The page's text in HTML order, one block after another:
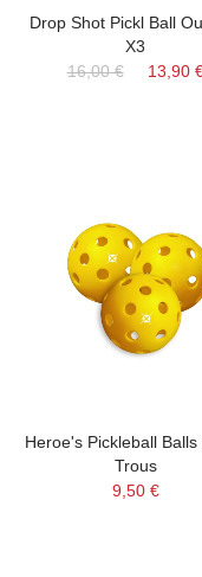
Drop Shot Pickl Ball
X3
16,00 €
13,90
Heroe's Pickleball Balls
Trous
9,50 €